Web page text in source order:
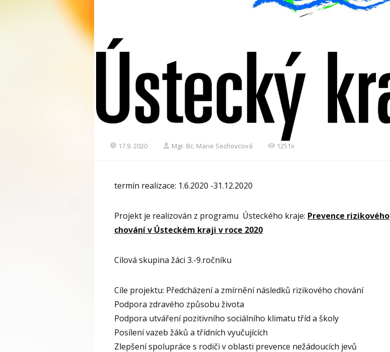
17.9. 2020 Mgr. Bc. Marie Sechovcová 1251x
termín realizace: 1.6.2020 -31.12.2020
Projekt je realizován z programu Ústeckého kraje: Prevence rizikového
chování v Ústeckém kraji v roce 2020
Cílová skupina žáci 3.-9.ročníku
Cíle projektu: Předcházení a zmírnění následků rizikového chování
Podpora zdravého způsobu života
Podpora utváření pozitivního sociálního klimatu tříd a školy
Posílení vazeb žáků a třídních vyučujících
Zlepšení spolupráce s rodiči v oblasti prevence nežádoucích jevů